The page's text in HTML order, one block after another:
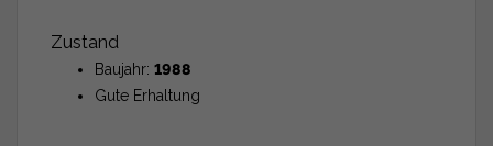
Zustand
Baujahr: 1988
Gute Erhaltung